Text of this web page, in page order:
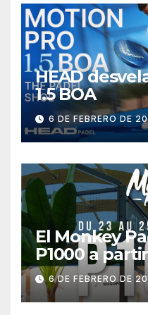
HEAD
1.5 BOA
6 DE FEBRERO DE
El Monkey
P1000 a
6 DE FEBRERO DE